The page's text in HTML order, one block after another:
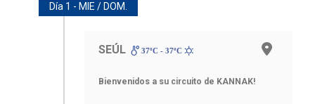
Día 1 - MIE / DOM.
SEÚL 37ºC - 37ºC
Bienvenidos a su circuito de KANNAK!